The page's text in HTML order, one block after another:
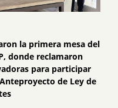
la primera mesa del
donde reclamaron
para participar
de Ley de